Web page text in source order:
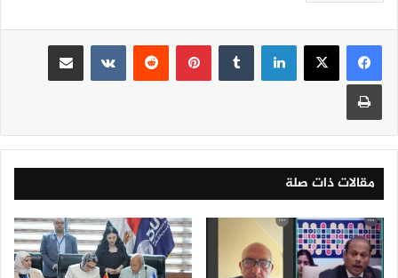
لينكدإن بينتيريست
مقالات ذات صلة